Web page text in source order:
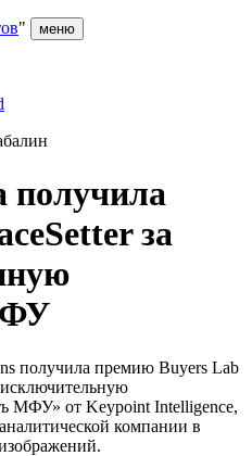
" меню
получила
за
получила премию Buyers Lab
МФУ» от Keypoint Intelligence,
компании в